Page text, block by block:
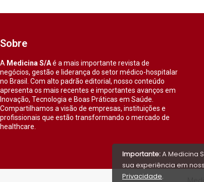
Sobre
A Medicina S/Aé a mais importante revista de
negócios, gestão e liderança do setor médico-hospitalar
no Brasil. Com alto padrão editorial, nosso conteúdo
apresenta os mais recentes e importantes avanços em
Inovação, Tecnologia e Boas Práticas em Saúde.
Compartilhamos a visão de empresas, instituições e
profissionais que estão transformando o mercado de
healthcare.
Importante:A Medicina
sua experiência em
Privacidade.